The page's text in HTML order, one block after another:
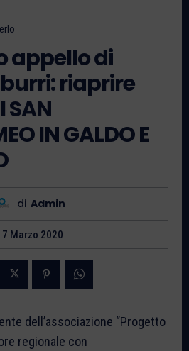
appello di
riaprire
SAN
IN GALDO E
di Admin
Marzo 2020
dell’associazione “Progetto
regionale con